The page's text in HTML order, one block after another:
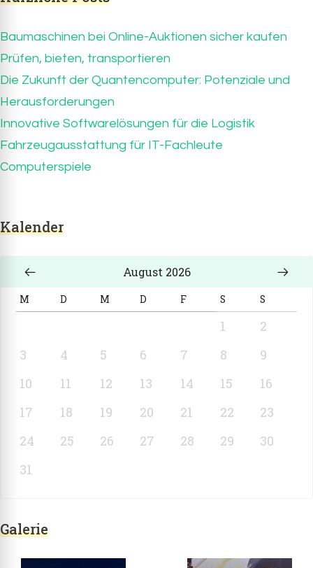
Baumaschinen bei Online-Auktionen sicher kaufen
Prüfen, bieten, transportieren
Die Zukunft der Quantencomputer: Potenziale und
Herausforderungen
Innovative Softwarelösungen für die Logistik
Fahrzeugausstattung für IT-Fachleute
Computerspiele
Kalender
August 2026
M D M D F S S
1
2
3
4 5 6 7 8
9
10
11 12 13 14 15
16
17
18 19 20 21 22
23
24
25 26 27 28 29
30
31
Galerie